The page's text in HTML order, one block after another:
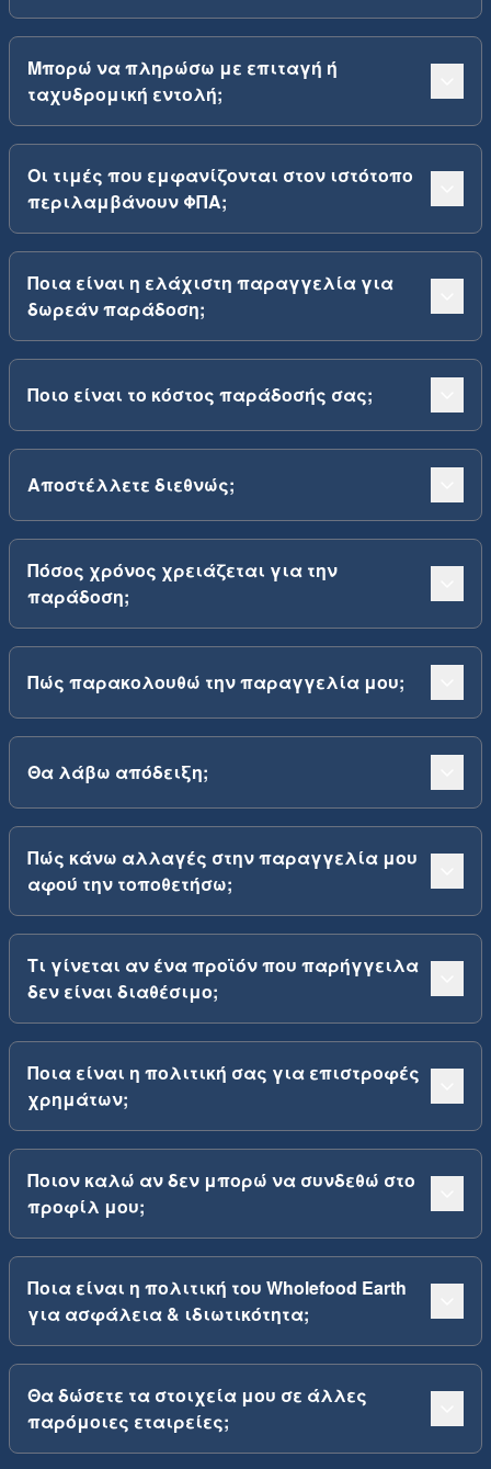
Μπορώ να πληρώσω με επιταγή ή
ταχυδρομική εντολή;
Οι τιμές που εμφανίζονται στον ιστότοπο
περιλαμβάνουν ΦΠΑ;
Ποια είναι η ελάχιστη παραγγελία για
δωρεάν παράδοση;
Ποιο είναι το κόστος παράδοσής σας;
Αποστέλλετε διεθνώς;
Πόσος χρόνος χρειάζεται για την
παράδοση;
Πώς παρακολουθώ την παραγγελία μου;
Θα λάβω απόδειξη;
Πώς κάνω αλλαγές στην παραγγελία μου
αφού την τοποθετήσω;
Τι γίνεται αν ένα προϊόν που παρήγγειλα
δεν είναι διαθέσιμο;
Ποια είναι η πολιτική σας για επιστροφές
χρημάτων;
Ποιον καλώ αν δεν μπορώ να συνδεθώ στο
προφίλ μου;
Ποια είναι η πολιτική του Wholefood Earth
για ασφάλεια & ιδιωτικότητα;
Θα δώσετε τα στοιχεία μου σε άλλες
παρόμοιες εταιρείες;